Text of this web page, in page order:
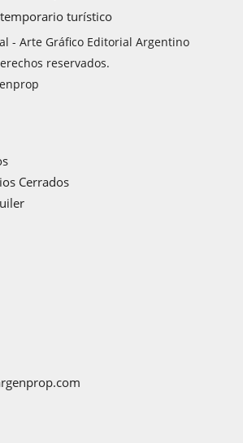
turístico
- Arte Gráfico Editorial Argentino
reservados.
Cerrados